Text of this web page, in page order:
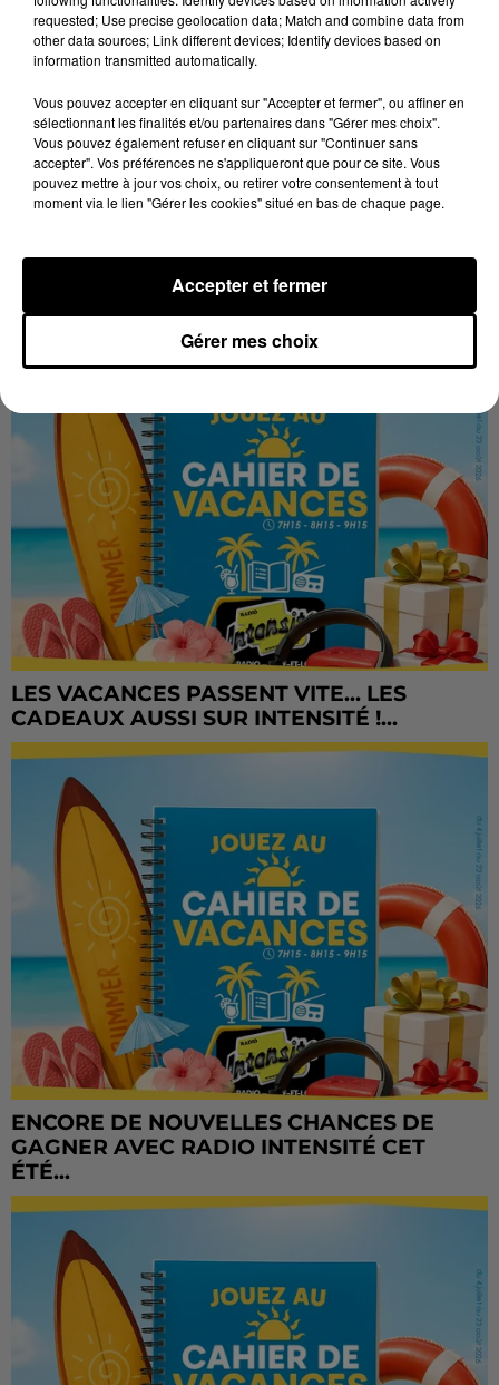
Stars'Terre 2026 : Philippe Palmieri dévoile
les ambitions d'un...
À quelques semaines de la première édition de
Stars'Terre, organisée du 18 au 20 septembre 2026 au
Château de Courtalain, Philippe Palmieri, président...
LES JEUX
LES VACANCES PASSENT VITE... LES
CADEAUX AUSSI SUR INTENSITÉ !...
ENCORE DE NOUVELLES CHANCES DE
GAGNER AVEC RADIO INTENSITÉ CET
ÉTÉ...
requested; Use precise geolocation data; Match and combine data from
other data sources; Link different devices; Identify devices based on
information transmitted automatically.
Vous pouvez accepter en cliquant sur "Accepter et fermer", ou affiner en
sélectionnant les finalités et/ou partenaires dans "Gérer mes choix".
Vous pouvez également refuser en cliquant sur "Continuer sans
accepter". Vos préférences ne s'appliqueront que pour ce site. Vous
pouvez mettre à jour vos choix, ou retirer votre consentement à tout
moment via le lien "Gérer les cookies" situé en bas de chaque page.
Gérer mes choix
Accepter et fermer